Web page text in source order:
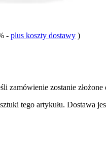
- plus koszty dostawy )
zamówienie zostanie złożone
tego artykułu. Dostawa